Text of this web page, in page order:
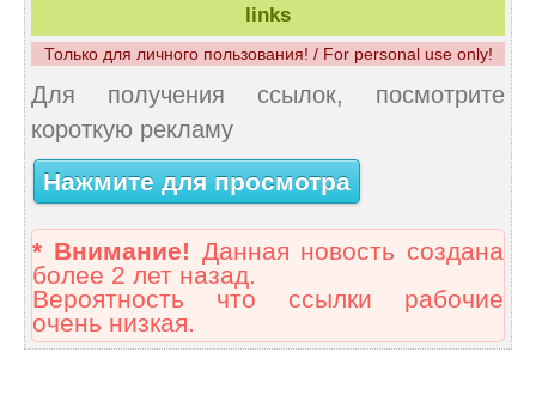
links
Только для личного пользования! / For personal use only!
Для получения ссылок, посмотрите
короткую рекламу
Нажмите для просмотра
* Внимание! Данная новость создана
более 2 лет назад.
Вероятность что ссылки рабочие
очень низкая.